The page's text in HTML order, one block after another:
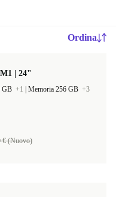
Ordina
| 24"
GB +1 Memoria 256 GB +3
€ (Nuovo)